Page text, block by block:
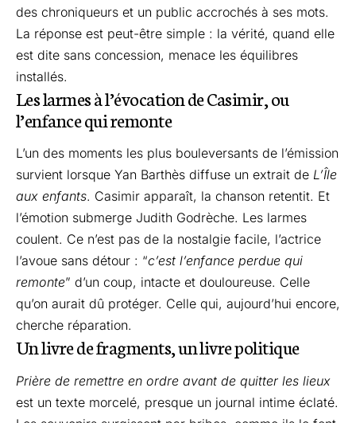
des chroniqueurs et un public accrochés à ses mots.
La réponse est peut-être simple : la vérité, quand elle
est dite sans concession, menace les équilibres
installés.
Les larmes à l’évocation de Casimir, ou
l’enfance qui remonte
L’un des moments les plus bouleversants de l’émission
survient lorsque Yan Barthès diffuse un extrait de L’Île
aux enfants. Casimir apparaît, la chanson retentit. Et
l’émotion submerge Judith Godrèche. Les larmes
coulent. Ce n’est pas de la nostalgie facile, l’actrice
l’avoue sans détour : “c’est l’enfance perdue qui
remonte” d’un coup, intacte et douloureuse. Celle
qu’on aurait dû protéger. Celle qui, aujourd’hui encore,
cherche réparation.
Un livre de fragments, un livre politique
Prière de remettre en ordre avant de quitter les lieux
est un texte morcelé, presque un journal intime éclaté.